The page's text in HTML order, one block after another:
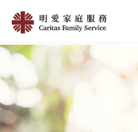
main
content
刊
研